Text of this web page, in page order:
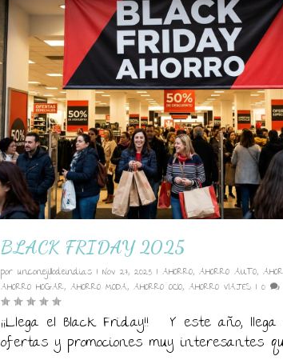
BLACK FRIDAY 2025
porunconejillodeindias |Nov 27, 2025 |AHORRO,AHORRO AUTO,
AHORRO HOGAR,AHORRO MODA,AHORRO OCIO,AHORRO VIAJES |0
¡¡Llega el Black Friday!! Y este año, llega
ofertas y promociones muy interesantes